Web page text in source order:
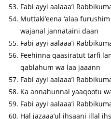
Fabi ayyi aalaaa’i
Muttaki’eena ‘alaa
wajanal jannataini daan
Fabi ayyi aalaaa’i
Feehinna qaasiratut tarfi
qablahum wa laa jaaann
Fabi ayyi aalaaa’i
Ka annahunnal yaaqootu
Fabi ayyi aalaaa’i
Hal jazaaa’ul ihsaani illal